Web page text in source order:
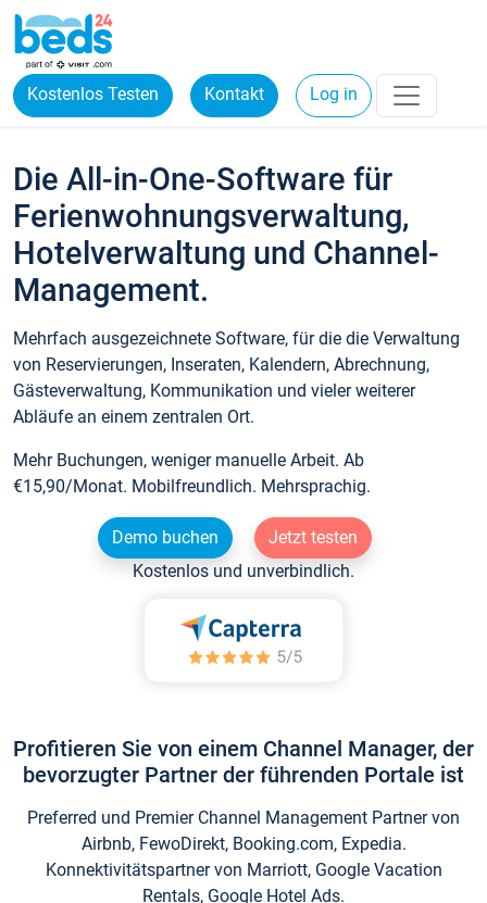
Kostenlos Testen Kontakt Log in
Die All-in-One-Software für
Ferienwohnungsverwaltung,
Hotelverwaltung und Channel-
Management.
Mehrfach ausgezeichnete Software, für die die Verwaltung
von Reservierungen, Inseraten, Kalendern, Abrechnung,
Gästeverwaltung, Kommunikation und vieler weiterer
Abläufe an einem zentralen Ort.
Mehr Buchungen, weniger manuelle Arbeit. Ab
€15,90/Monat. Mobilfreundlich. Mehrsprachig.
Demo buchen
Jetzt testen
Kostenlos und unverbindlich.
Profitieren Sie von einem Channel Manager, der
bevorzugter Partner der führenden Portale ist
Preferred und Premier Channel Management Partner von
Airbnb, FewoDirekt, Booking.com, Expedia.
Konnektivitätspartner von Marriott, Google Vacation
Rentals, Google Hotel Ads.